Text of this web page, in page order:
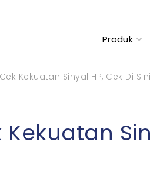
Produk
Kekuatan Sinyal HP, Cek Di